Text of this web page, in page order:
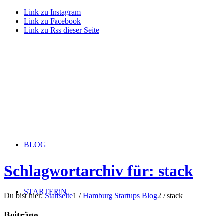
Link zu Instagram
Link zu Facebook
Link zu Rss dieser Seite
BLOG
STARTERiN
Schlagwortarchiv für: stack
Du bist hier: Startseite1 / Hamburg Startups Blog2 / stack